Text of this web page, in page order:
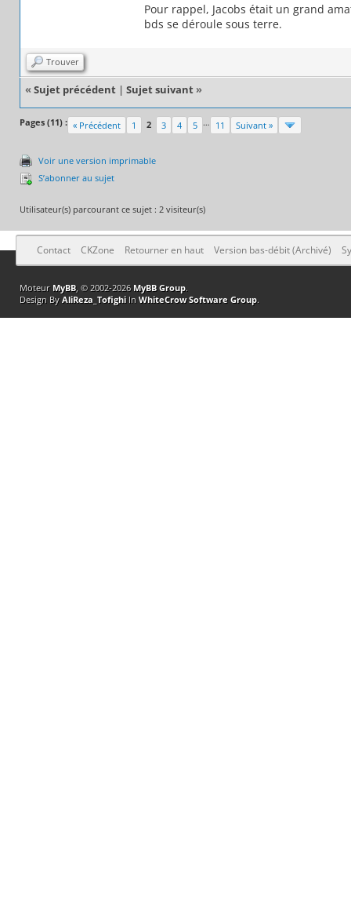
Pour rappel, Jacobs était un grand
bds se déroule sous terre.
Trouver
« Sujet précédent | Sujet suivant »
Pages (11) : « Précédent 1 2 3 4 5 … 11 Suivant »
Voir une version imprimable
S’abonner au sujet
Utilisateur(s) parcourant ce sujet : 2 visiteur(s)
Contact CKZone Retourner en haut Version bas-débit (Archivé)
Moteur MyBB, © 2002-2026 MyBB Group.
Design By AliReza_TofighiIn WhiteCrow Software Group.